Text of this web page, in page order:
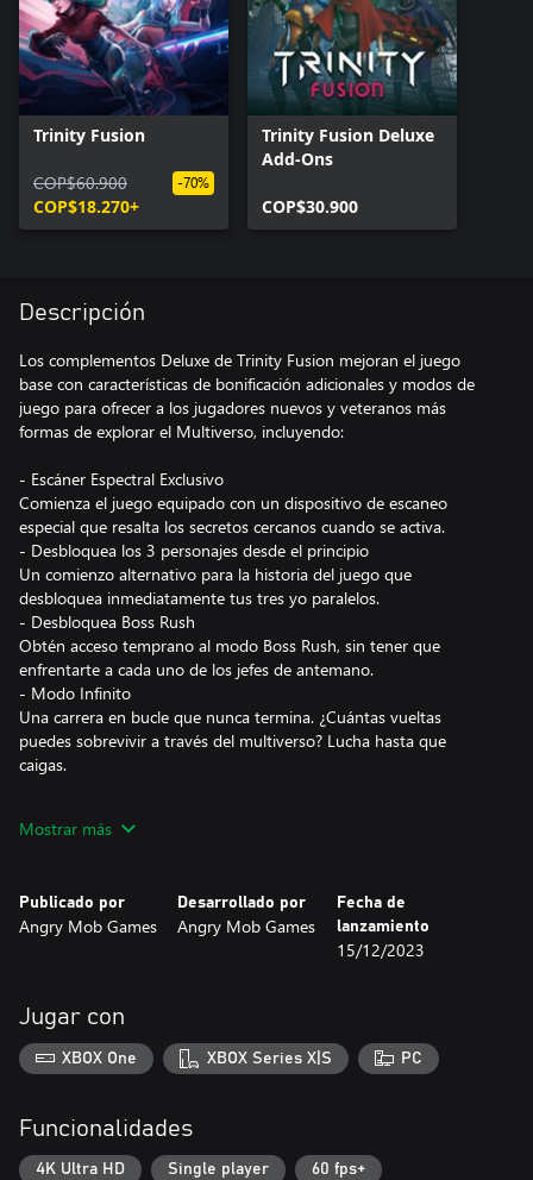
Trinity Fusion
COP$60.900
COP$18.270+
-70%
Trinity Fusion Deluxe
Add-Ons
COP$30.900
Descripción
Los complementos Deluxe de Trinity Fusion mejoran el juego
base con características de bonificación adicionales y modos de
juego para ofrecer a los jugadores nuevos y veteranos más
formas de explorar el Multiverso, incluyendo:
- Escáner Espectral Exclusivo
Comienza el juego equipado con un dispositivo de escaneo
especial que resalta los secretos cercanos cuando se activa.
- Desbloquea los 3 personajes desde el principio
Un comienzo alternativo para la historia del juego que
desbloquea inmediatamente tus tres yo paralelos.
- Desbloquea Boss Rush
Obtén acceso temprano al modo Boss Rush, sin tener que
enfrentarte a cada uno de los jefes de antemano.
- Modo Infinito
Una carrera en bucle que nunca termina. ¿Cuántas vueltas
puedes sobrevivir a través del multiverso? Lucha hasta que
caigas.
salvar el agonizante multiverso en este roguelite de plataformas
UN ROGUELITE CON EL QUE PODRÁS VIAJAR POR EL
niveles generados de forma aleatoria y pon a prueba tus
habilidades en los desafíos y arenas diseñados para la ocasión.
Los niveles con gráficos 3D han sido creados a partir de cientos
de elementos creados a mano.
COMBATES INTENSOS
previa con videojuegos de lucha. Deslizarse, esprintar, esquivar y
Mostrar más
Publicado por
Angry Mob Games
Desarrollado por
Angry Mob Games
Fecha de
lanzamiento
15/12/2023
Jugar con
XBOX One XBOX Series X|S PC
Funcionalidades
4K Ultra HD Single player 60 fps+